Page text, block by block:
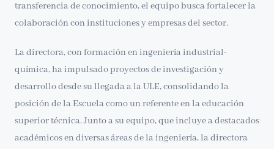
transferencia de conocimiento, el equipo busca fortalecer la
colaboración con instituciones y empresas del sector.
La directora, con formación en ingeniería industrial-
química, ha impulsado proyectos de investigación y
desarrollo desde su llegada a la ULE, consolidando la
posición de la Escuela como un referente en la educación
superior técnica. Junto a su equipo, que incluye a destacados
académicos en diversas áreas de la ingeniería, la directora